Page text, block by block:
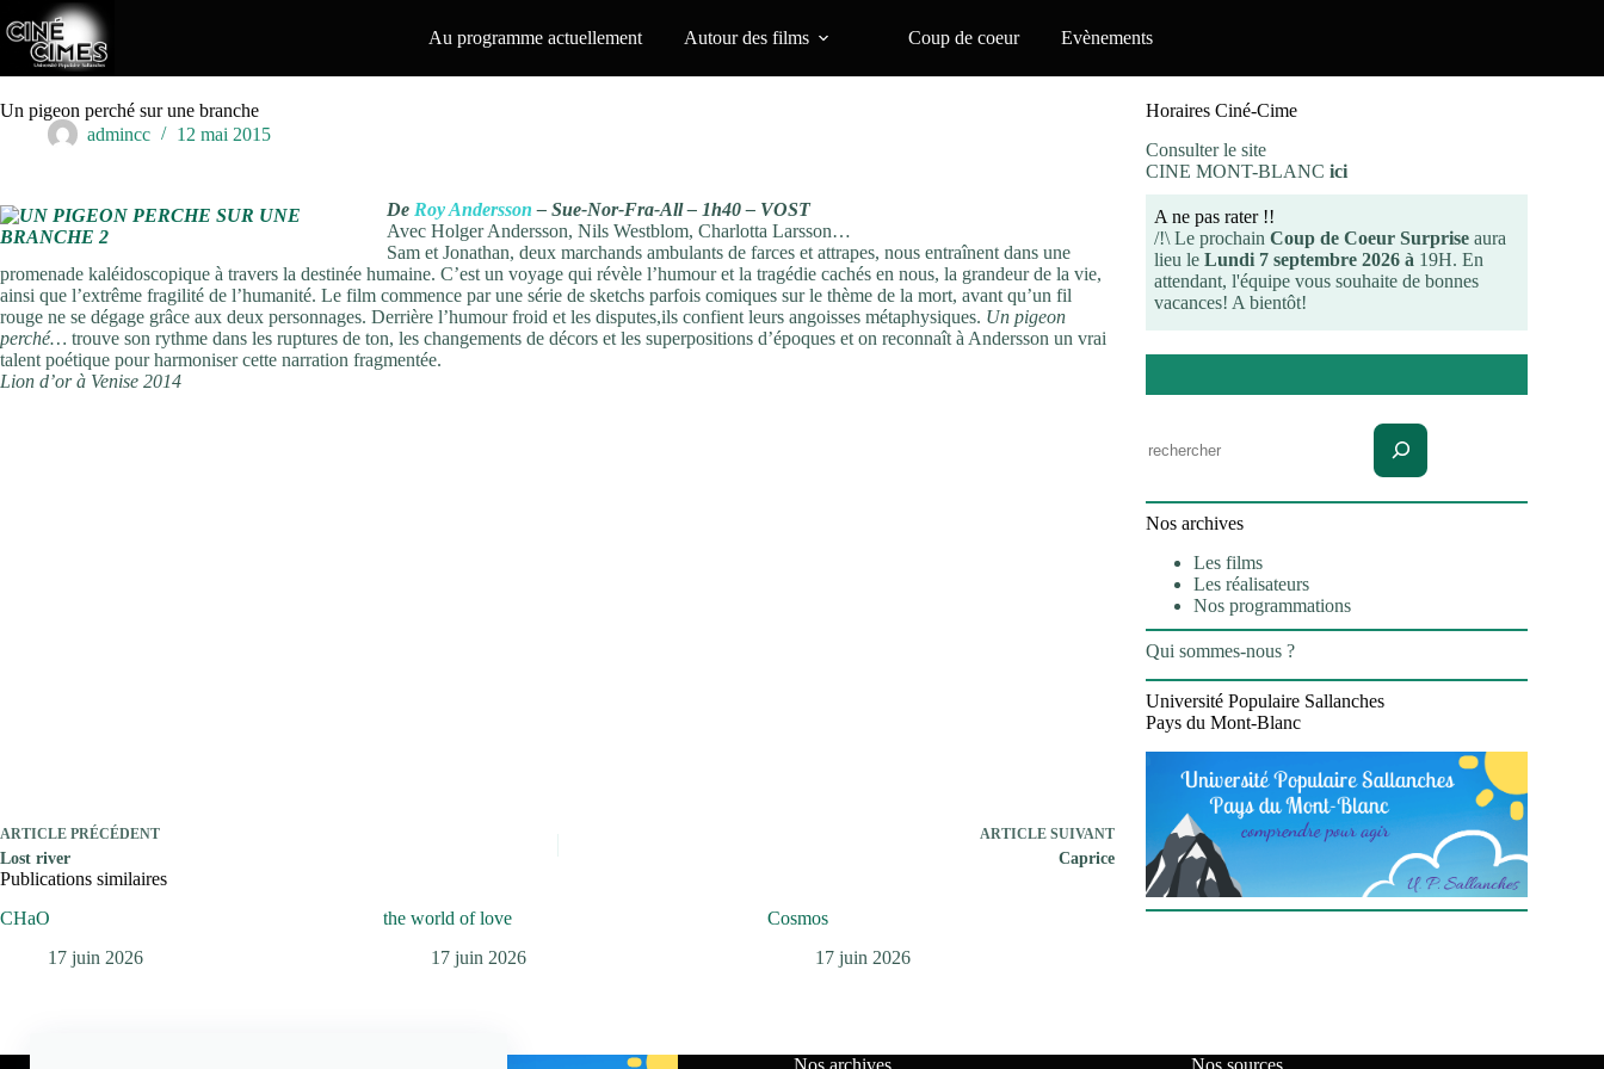
au
contenu
Au programme actuellement Autour des films Coup de coeur Evènements
Un pigeon perché sur une branche
admincc
12 mai 2015
De Roy Andersson – Sue-Nor-Fra-All – 1h40 – VOST
Avec Holger Andersson, Nils Westblom, Charlotta Larsson…
Sam et Jonathan, deux marchands ambulants de farces et attrapes, nous entraînent dans une
promenade kaléidoscopique à travers la destinée humaine. C’est un voyage qui révèle l’humour et la tragédie cachés en nous, la grandeur de la vie,
ainsi que l’extrême fragilité de l’humanité. Le film commence par une série de sketchs parfois comiques sur le thème de la mort, avant qu’un fil
rouge ne se dégage grâce aux deux personnages. Derrière l’humour froid et les disputes,ils confient leurs angoisses métaphysiques. Un pigeon
perché… trouve son rythme dans les ruptures de ton, les changements de décors et les superpositions d’époques et on reconnaît à Andersson un vrai
talent poétique pour harmoniser cette narration fragmentée.
Lion d’or à Venise 2014
ARTICLE PRÉCÉDENT
Lost river
ARTICLE SUIVANT
Caprice
Publications similaires
CHaO
17 juin 2026
the world of love
17 juin 2026
Cosmos
17 juin 2026
Horaires Ciné-Cime
Consulter le site
CINE MONT-BLANC ici
A ne pas rater !!
/!\ Le prochain Coup de Coeur Surprise aura
lieu le Lundi 7 septembre 2026 à 19H. En
attendant, l'équipe vous souhaite de bonnes
vacances! A bientôt!
Nos archives
Les films
Les réalisateurs
Nos programmations
Qui sommes-nous ?
Université Populaire Sallanches
Pays du Mont-Blanc
Nos archives Nos sources